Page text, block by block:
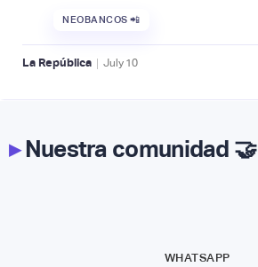
NEOBANCOS 📲
La República | July 10
▸Nuestra comunidad 🤝
WHATSAPP